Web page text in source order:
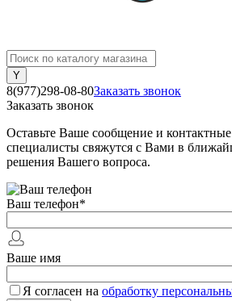
8(977)298-08-80Заказать звонок
Заказать звонок
Оставьте Ваше сообщение и
специалисты свяжутся с Вами в
решения Вашего вопроса.
Ваш телефон*
Ваше имя
Я согласен на обработку